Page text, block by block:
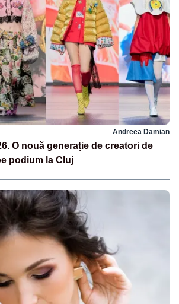
Andreea Damian
O nouă generație de creatori de
podium la Cluj